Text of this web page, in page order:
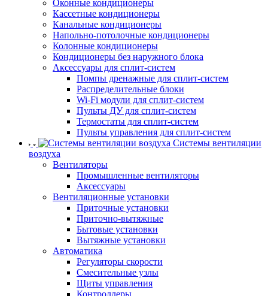
Оконные кондиционеры
Кассетные кондиционеры
Канальные кондиционеры
Напольно-потолочные кондиционеры
Колонные кондиционеры
Кондиционеры без наружного блока
Аксессуары для сплит-систем
Помпы дренажные для сплит-систем
Распределительные блоки
Wi-Fi модули для сплит-систем
Пульты ДУ для сплит-систем
Термостаты для сплит-систем
Пульты управления для сплит-систем
Системы вентиляции
воздуха
Вентиляторы
Промышленные вентиляторы
Аксессуары
Вентиляционные установки
Приточные установки
Приточно-вытяжные
Бытовые установки
Вытяжные установки
Автоматика
Регуляторы скорости
Смесительные узлы
Щиты управления
Контроллеры